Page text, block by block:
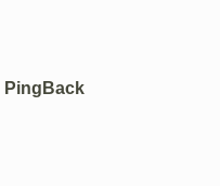
PingBack